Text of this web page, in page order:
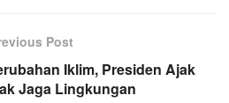
Post
Iklim, Presiden Ajak
Jaga Lingkungan